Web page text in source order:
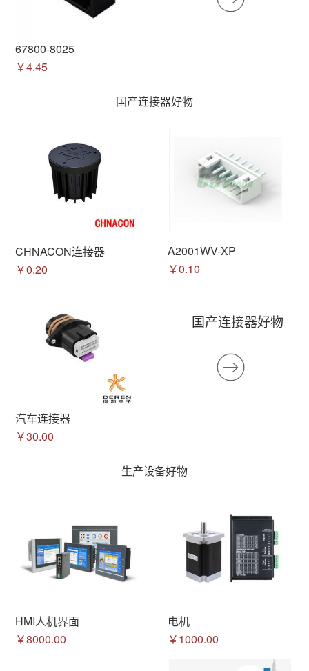
67800-8025
￥4.45
国产连接器好物
CHNACON连接器
￥0.20
A2001WV-XP
￥0.10
汽车连接器
￥30.00
国产连接器好物
生产设备好物
HMI人机界面
￥8000.00
电机
￥1000.00